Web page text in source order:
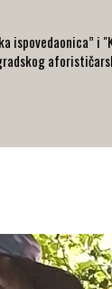
ispovedaonica” i